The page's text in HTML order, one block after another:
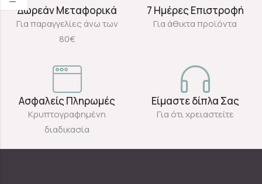
Δωρεάν Μεταφορικά
Για παραγγελίες άνω των
80€
7 Ημέρες Επιστροφή
Για άθικτα προϊόντα
Ασφαλείς Πληρωμές
Κρυπτογραφημένη
διαδικασία
Είμαστε δίπλα Σας
Για ότι χρειαστείτε